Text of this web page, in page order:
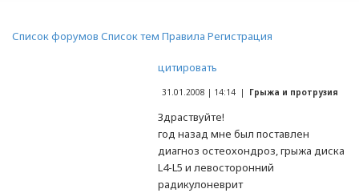
Список форумов Список тем Правила Регистрация
цитировать
31.01.2008 | 14:14 | Грыжа и протрузия
Здраствуйте!
год назад мне был поставлен
диагноз остеохондроз, грыжа диска
L4-L5 и левосторонний
радикулоневрит